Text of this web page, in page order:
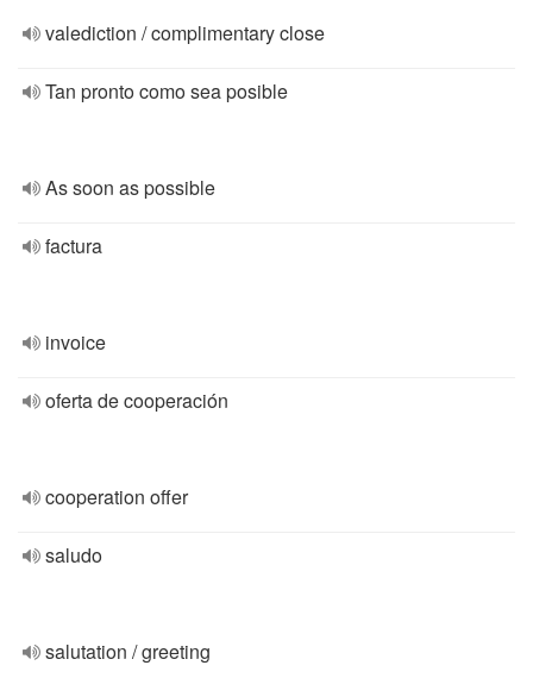
valediction / complimentary close
Tan pronto como sea posible
As soon as possible
factura
invoice
oferta de cooperación
cooperation offer
saludo
salutation / greeting